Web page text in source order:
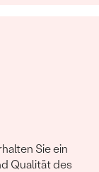
Sie ein
Qualität des